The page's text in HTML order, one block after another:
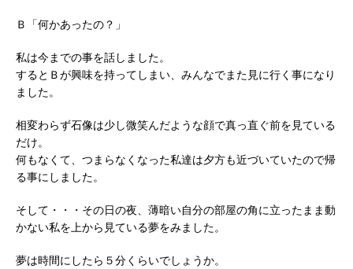
Ｂ「何かあったの？」
私は今までの事を話しました。
するとＢが興味を持ってしまい、みんなでまた見に行く事になり
ました。
相変わらず石像は少し微笑んだような顔で真っ直ぐ前を見ている
だけ。
何もなくて、つまらなくなった私達は夕方も近づいていたので帰
る事にしました。
そして・・・その日の夜、薄暗い自分の部屋の角に立ったまま動
かない私を上から見ている夢をみました。
夢は時間にしたら５分くらいでしょうか。